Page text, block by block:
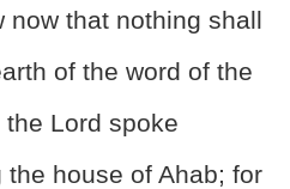
now that nothing shall
of the word of the
the Lord spoke
the house of Ahab; for